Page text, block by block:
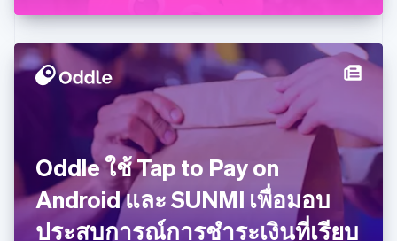
Oddle ใช้ Tap to Pay on
Android และ SUNMI เพื่อมอบ
ประสบการณ์การชำระเงินที่เรียบ
โปรตุเกส
PortuguêsEnglish
โปแลนด์
English
English
ฟินแลนด์
Svenska
มอลตา
English
มาเลเซีย
English简体中文